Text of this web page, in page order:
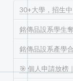
30+大學，招生中
銘傳品設系學生
銘傳品設系產學
🎯 個人申請放榜